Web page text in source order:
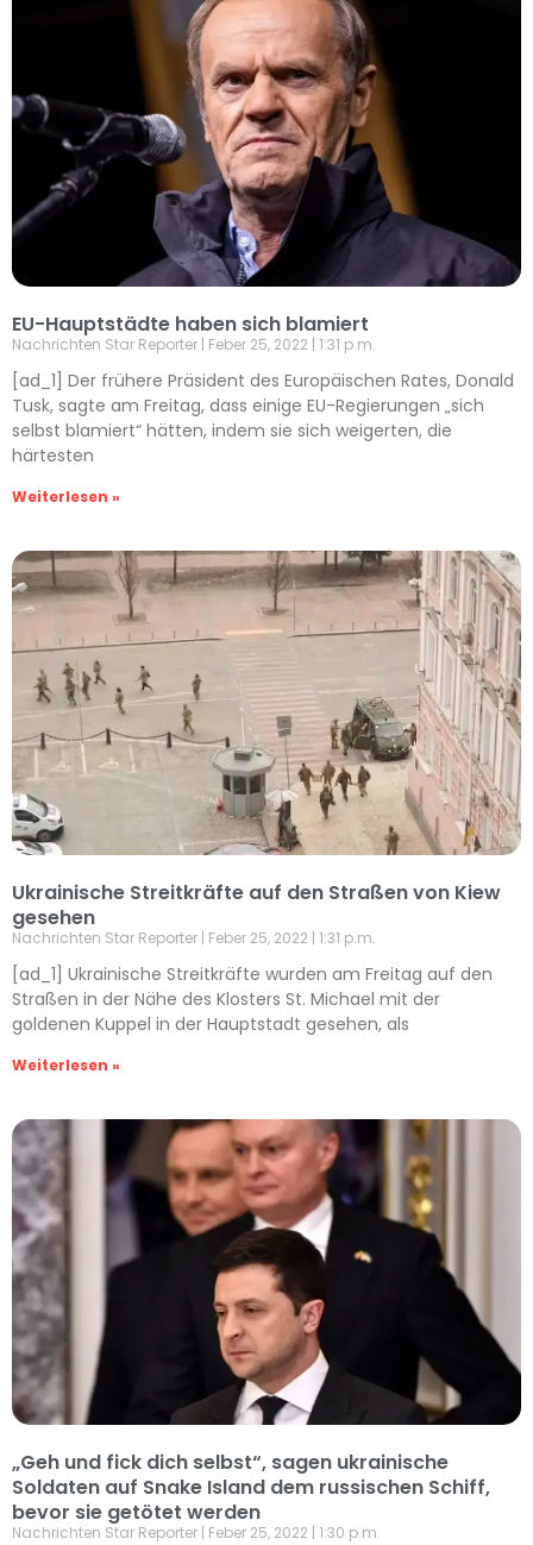
EU-Hauptstädte haben sich blamiert
Nachrichten Star Reporter Feber 25, 2022 1:31 p.m.
[ad_1] Der frühere Präsident des Europäischen Rates, Donald
Tusk, sagte am Freitag, dass einige EU-Regierungen „sich
selbst blamiert“ hätten, indem sie sich weigerten, die
härtesten
Weiterlesen »
Ukrainische Streitkräfte auf den Straßen von Kiew
gesehen
Nachrichten Star Reporter Feber 25, 2022 1:31 p.m.
[ad_1] Ukrainische Streitkräfte wurden am Freitag auf den
Straßen in der Nähe des Klosters St. Michael mit der
goldenen Kuppel in der Hauptstadt gesehen, als
Weiterlesen »
„Geh und fick dich selbst“, sagen ukrainische
Soldaten auf Snake Island dem russischen Schiff,
bevor sie getötet werden
Nachrichten Star Reporter Feber 25, 2022 1:30 p.m.